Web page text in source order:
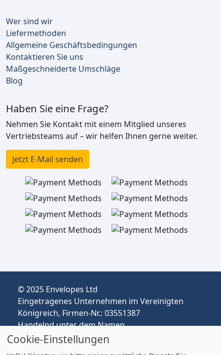
Wer sind wir
Liefermethoden
Allgemeine Geschäftsbedingungen
Kontaktieren Sie uns
Maßgeschneiderte Umschläge
Blog
Haben Sie eine Frage?
Nehmen Sie Kontakt mit einem Mitglied unseres
Vertriebsteams auf – wir helfen Ihnen gerne weiter.
Jetzt E-Mail senden
© 2025 Envelopes Ltd
Eingetragenes Unternehmen im Vereinigten
Königreich, Firmen-Nr.: 03551387
Handelnd unter dem Namen
envelopespackaging.de | Versand vom
Vereinigten Königreich nach Deutschland
Cookie-Einstellungen